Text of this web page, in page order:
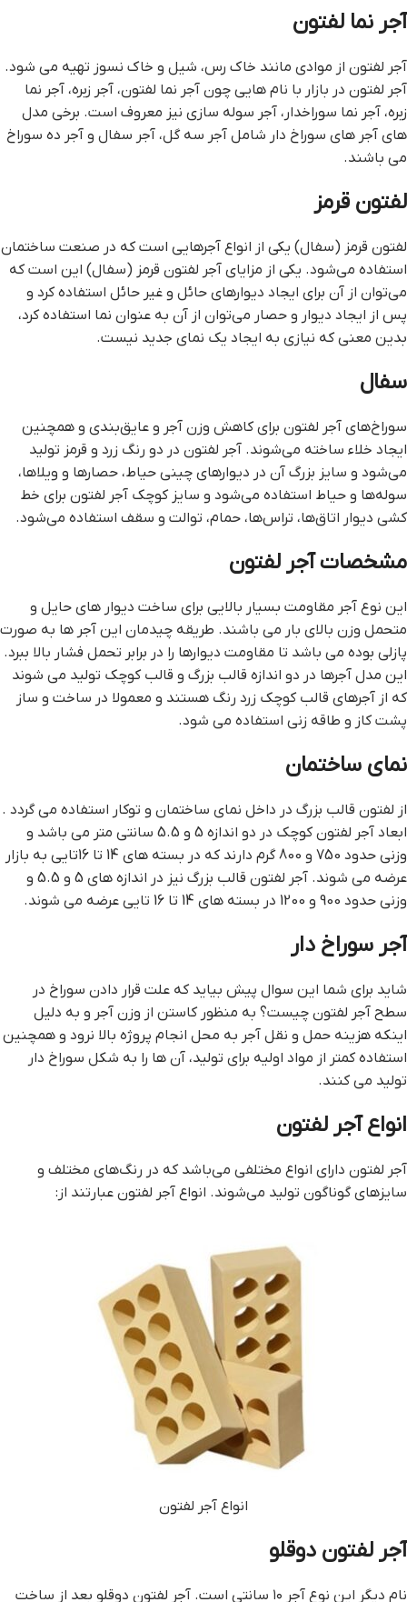
آجر نما لفتون
آجر لفتون از موادی مانند خاک رس، شیل و خاک نسوز تهیه می شود.
آجر لفتون در بازار با نام هایی چون آجر نما لفتون، آجر زبره، آجر نما
زبره، آجر نما سوراخدار، آجر سوله سازی نیز معروف است. برخی مدل
های آجر های سوراخ دار شامل آجر سه گل، آجر سفال و آجر ده سوراخ
می باشند.
لفتون قرمز
لفتون قرمز (سفال) یکی از انواع آجرهایی است که در صنعت ساختمان
استفاده می‌شود. یکی از مزایای آجر لفتون قرمز (سفال) این است که
می‌توان از آن برای ایجاد دیوارهای حائل و غیر حائل استفاده کرد و
پس از ایجاد دیوار و حصار می‌توان از آن به عنوان نما استفاده کرد،
بدین معنی که نیازی به ایجاد یک نمای جدید نیست.
سفال
سوراخ‌های آجر لفتون برای کاهش وزن آجر و عایق‌بندی و همچنین
ایجاد خلاء ساخته می‌شوند. آجر لفتون در دو رنگ زرد و قرمز تولید
می‌شود و سایز بزرگ آن در دیوارهای چینی حیاط، حصارها و ویلاها،
سوله‌ها و حیاط استفاده می‌شود و سایز کوچک آجر لفتون برای خط
کشی دیوار اتاق‌ها، تراس‌ها، حمام، توالت و سقف استفاده می‌شود.
مشخصات آجر لفتون
این نوع آجر مقاومت بسیار بالایی برای ساخت دیوار های حایل و
متحمل وزن بالای بار می باشند. طریقه چیدمان این آجر ها به صورت
پازلی بوده می باشد تا مقاومت دیوارها را در برابر تحمل فشار بالا ببرد.
این مدل آجرها در دو اندازه قالب بزرگ و قالب کوچک تولید می شوند
که از آجرهای قالب کوچک زرد رنگ هستند و معمولا در ساخت و ساز
پشت کاز و طاقه زنی استفاده می شود.
نمای ساختمان
از لفتون قالب بزرگ در داخل نمای ساختمان و توکار استفاده می گردد .
ابعاد آجر لفتون کوچک در دو اندازه 5 و 5.5 سانتی متر می باشد و
وزنی حدود 750 و 800 گرم دارند که در بسته های 14 تا 16تایی به بازار
عرضه می شوند. آجر لفتون قالب بزرگ نیز در اندازه های 5 و 5.5 و
وزنی حدود 900 و 1200 در بسته های 14 تا 16 تایی عرضه می شوند.
آجر سوراخ دار
شاید برای شما این سوال پیش بیاید که علت قرار دادن سوراخ در
سطح آجر لفتون چیست؟ به منظور کاستن از وزن آجر و به دلیل
اینکه هزینه حمل و نقل آجر به محل انجام پروژه بالا نرود و همچنین
استفاده کمتر از مواد اولیه برای تولید، آن ها را به شکل سوراخ دار
تولید می کنند.
انواع آجر لفتون
آجر لفتون دارای انواع مختلفی می‌باشد که در رنگ‌های مختلف و
سایز‌های گوناگون تولید می‌شوند. انواع آجر لفتون عبارتند از:
انواع آجر لفتون
آجر لفتون دوقلو
نام دیگر این نوع آجر ۱۰ سانتی است. آجر لفتون دوقلو بعد از ساخت